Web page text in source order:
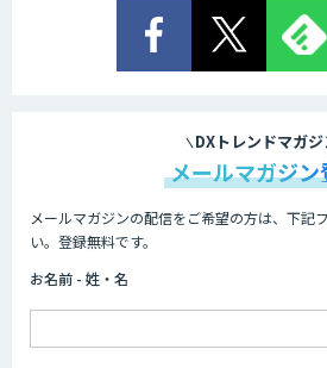
DXトレンドマガジ
メールマガジン
メールマガジンの配信をご希望の方は、下記
い。登録無料です。
お名前 - 姓・名